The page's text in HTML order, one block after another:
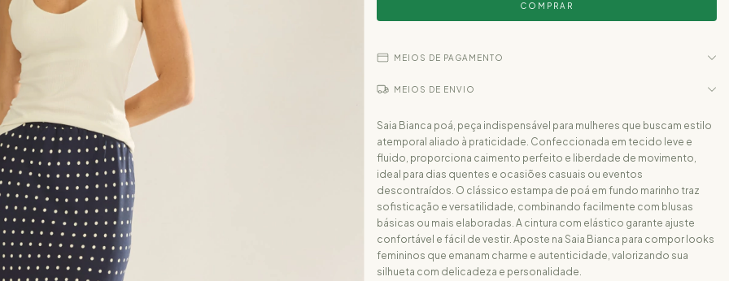
MEIOS DE PAGAMENTO
MEIOS DE ENVIO
Saia Bianca poá, peça indispensável para mulheres que buscam estilo
atemporal aliado à praticidade. Confeccionada em tecido leve e
fluido, proporciona caimento perfeito e liberdade de movimento,
ideal para dias quentes e ocasiões casuais ou eventos
descontraídos. O clássico estampa de poá em fundo marinho traz
sofisticação e versatilidade, combinando facilmente com blusas
básicas ou mais elaboradas. A cintura com elástico garante ajuste
confortável e fácil de vestir. Aposte na Saia Bianca para compor looks
femininos que emanam charme e autenticidade, valorizando sua
silhueta com delicadeza e personalidade.